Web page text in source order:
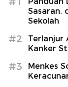
Sasaran,
Sekolah
#2
Terlanjur
Kanker
#3
Menkes